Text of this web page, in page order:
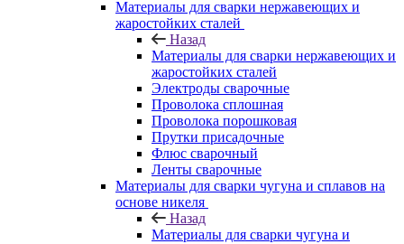
Материалы для сварки нержавеющих и
жаростойких сталей
Назад
Материалы для сварки нержавеющих и
жаростойких сталей
Электроды сварочные
Проволока сплошная
Проволока порошковая
Прутки присадочные
Флюс сварочный
Ленты сварочные
Материалы для сварки чугуна и сплавов на
основе никеля
Назад
Материалы для сварки чугуна и